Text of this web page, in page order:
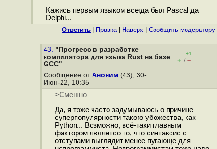
Кажись первым языком всегда был Pascal да
Delphi...
Ответить Правка| Наверх Cообщить модератору
43. "Прогресс в разработке
компилятора для языка Rust на базе
GCC"
+1
+ / –
Сообщение от Аноним (43), 30-
Июн-22, 10:35
>Смешно
Да, я тоже часто задумываюсь о причине
суперпопулярности такого убожества, как
Python... Возможно, всё-таки главным
фактором являетсо то, что синтаксис с
отступами выглядит менее пугающе для